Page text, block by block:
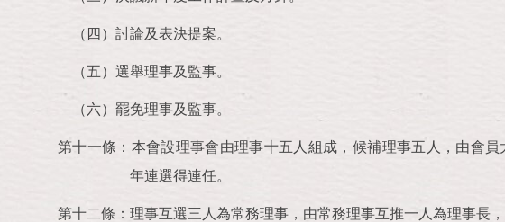
（四）討論及表決提案。
（五）選舉理事及監事。
（六）罷免理事及監事。
第十一條：本會設理事會由理事十五人組成，候補理事五人，由會員
年連選得連任。
第十二條：理事互選三人為常務理事，由常務理事互推一人為理事長，